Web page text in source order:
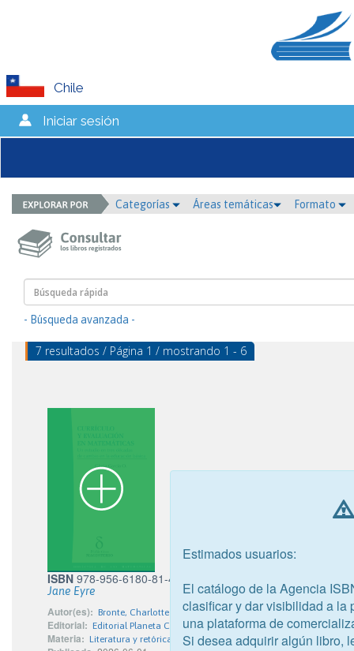
Chile
Iniciar sesión
Categorías Áreas temáticas Formato
- Búsqueda avanzada -
7 resultados / Página 1 / mostrando 1 - 6
ISBN 978-956-6180-81-4
Jane Eyre
Autor(es): Bronte, Charlotte
Editorial: Editorial Planeta Chilena S.A.
Materia: Literatura y retórica
Estimados usuarios:
El catálogo de la Agencia
clasificar y dar visibilidad a la
una plataforma de
Si desea adquirir algún libro,